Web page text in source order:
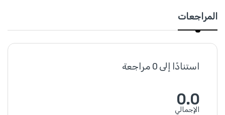
المراجعات
استنادًا إلى 0 مراجعة
0.0
الإجمالي